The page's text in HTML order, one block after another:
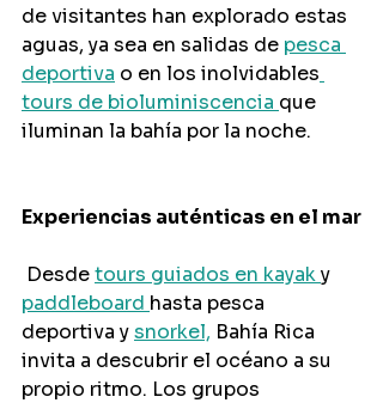
de visitantes han explorado estas
aguas, ya sea en salidas de pesca
deportiva o en los inolvidables
tours de bioluminiscencia que
iluminan la bahía por la noche.
Experiencias auténticas en el mar
Desde tours guiados en kayak y
paddleboard hasta pesca
deportiva y snorkel, Bahía Rica
invita a descubrir el océano a su
propio ritmo. Los grupos